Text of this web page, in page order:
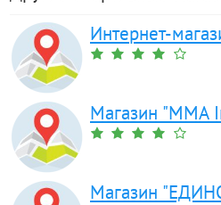
Интернет-
Магазин "MMA
Магазин